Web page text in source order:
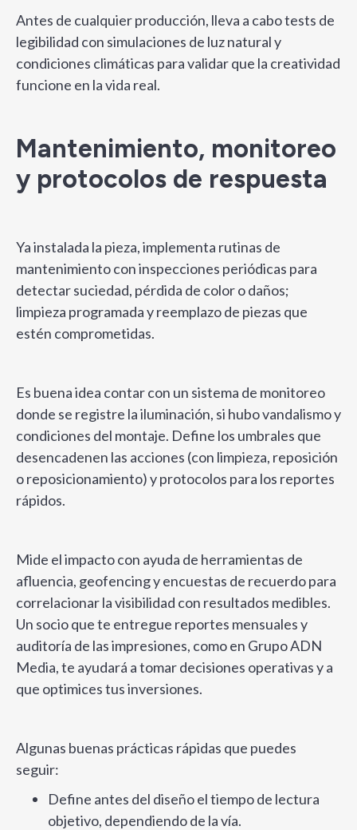
Antes de cualquier producción, lleva a cabo tests de
legibilidad con simulaciones de luz natural y
condiciones climáticas para validar que la creatividad
funcione en la vida real.
Mantenimiento, monitoreo
y protocolos de respuesta
Ya instalada la pieza, implementa rutinas de
mantenimiento con inspecciones periódicas para
detectar suciedad, pérdida de color o daños;
limpieza programada y reemplazo de piezas que
estén comprometidas.
Es buena idea contar con un sistema de monitoreo
donde se registre la iluminación, si hubo vandalismo y
condiciones del montaje. Define los umbrales que
desencadenen las acciones (con limpieza, reposición
o reposicionamiento) y protocolos para los reportes
rápidos.
Mide el impacto con ayuda de herramientas de
afluencia, geofencing y encuestas de recuerdo para
correlacionar la visibilidad con resultados medibles.
Un socio que te entregue reportes mensuales y
auditoría de las impresiones, como en Grupo ADN
Media, te ayudará a tomar decisiones operativas y a
que optimices tus inversiones.
Algunas buenas prácticas rápidas que puedes
seguir:
Define antes del diseño el tiempo de lectura
objetivo, dependiendo de la vía.